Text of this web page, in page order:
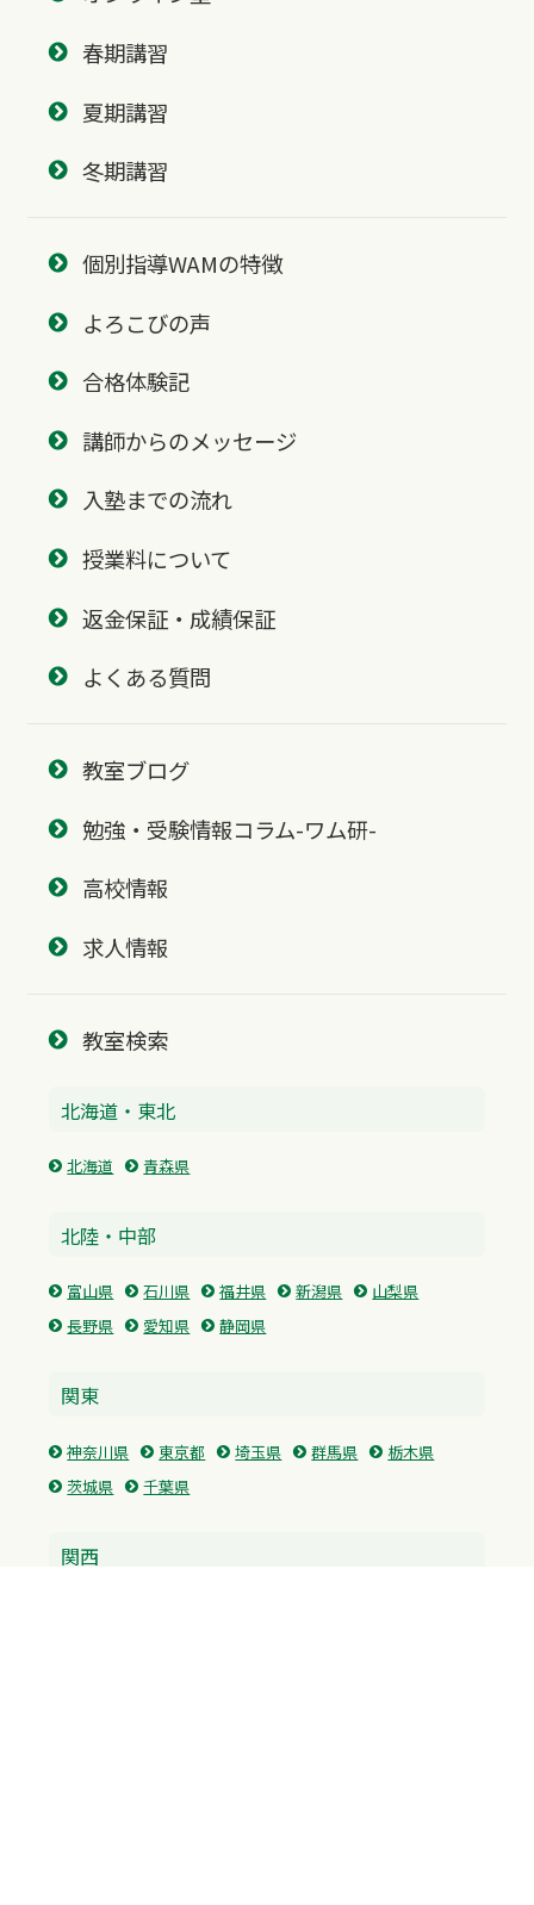
春期講習
夏期講習
冬期講習
個別指導WAMの特徴
よろこびの声
合格体験記
講師からのメッセージ
入塾までの流れ
授業料について
返金保証・成績保証
よくある質問
教室ブログ
勉強・受験情報コラム-ワム研-
高校情報
求人情報
教室検索
北海道・東北
北海道 青森県
北陸・中部
富山県 石川県 福井県 新潟県
山梨県
長野県
愛知県 静岡県
関東
神奈川県 東京都 埼玉県 群馬県
栃木県
茨城県
千葉県
関西